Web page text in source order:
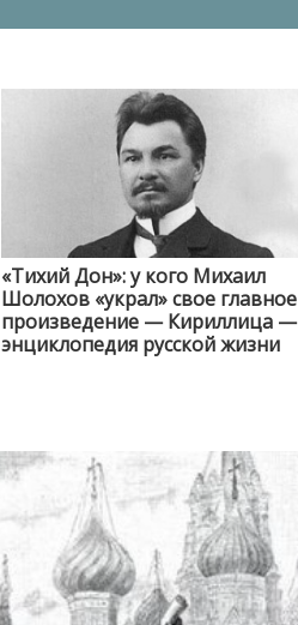
«Тихий Дон»: у кого Михаил
Шолохов «украл» свое главное
произведение — Кириллица —
энциклопедия русской жизни